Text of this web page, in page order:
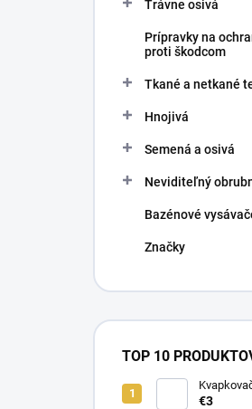
Trávne osivá
Prípravky na
proti škodcom
Tkané a netkané
Hnojivá
Semená a osivá
Neviditeľný
Bazénové
Značky
TOP 10
prietok 4
€3